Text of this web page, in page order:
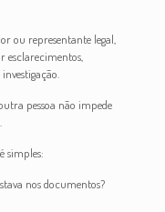
ou representante legal,
esclarecimentos,
pessoa não impede
simples:
nos documentos?